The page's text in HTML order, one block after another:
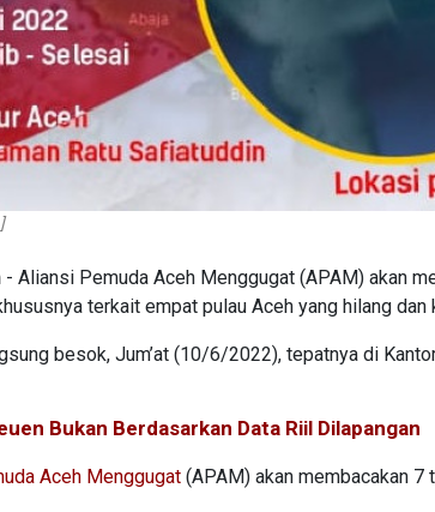
- Aliansi Pemuda Aceh Menggugat (APAM) akan
terkait empat pulau Aceh yang hilang
besok, Jum’at (10/6/2022), tepatnya di
Bukan Berdasarkan Data Riil Dilapangan
Aceh Menggugat (APAM) akan membacakan 7